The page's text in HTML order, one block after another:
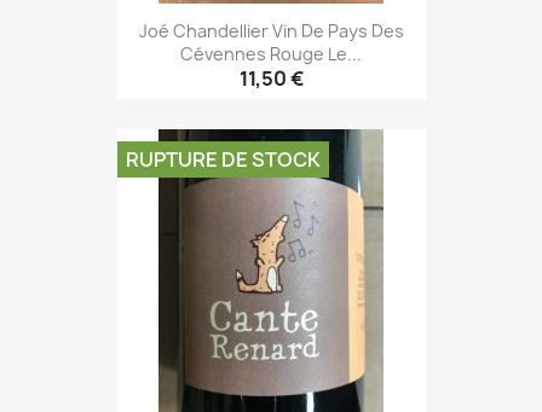
Joé Chandellier Vin De Pays Des
Cévennes Rouge Le...
11,50 €
RUPTURE DE STOCK